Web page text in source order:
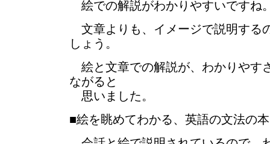
絵での解説がわかりやすいですね
文章よりも、イメージで説明する
しょう。
絵と文章での解説が、わかりやす
ながると
思いました。
■絵を眺めてわかる、英語の文法の